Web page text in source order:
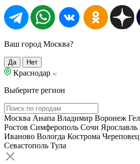
Ваш город Москва?
Да Нет
Краснодар
Выберите регион
Москва Анапа Владимир Воронеж
Ростов Симферополь Сочи Ярославль
Иваново Вологда Кострома Череповец
Севастополь Тула